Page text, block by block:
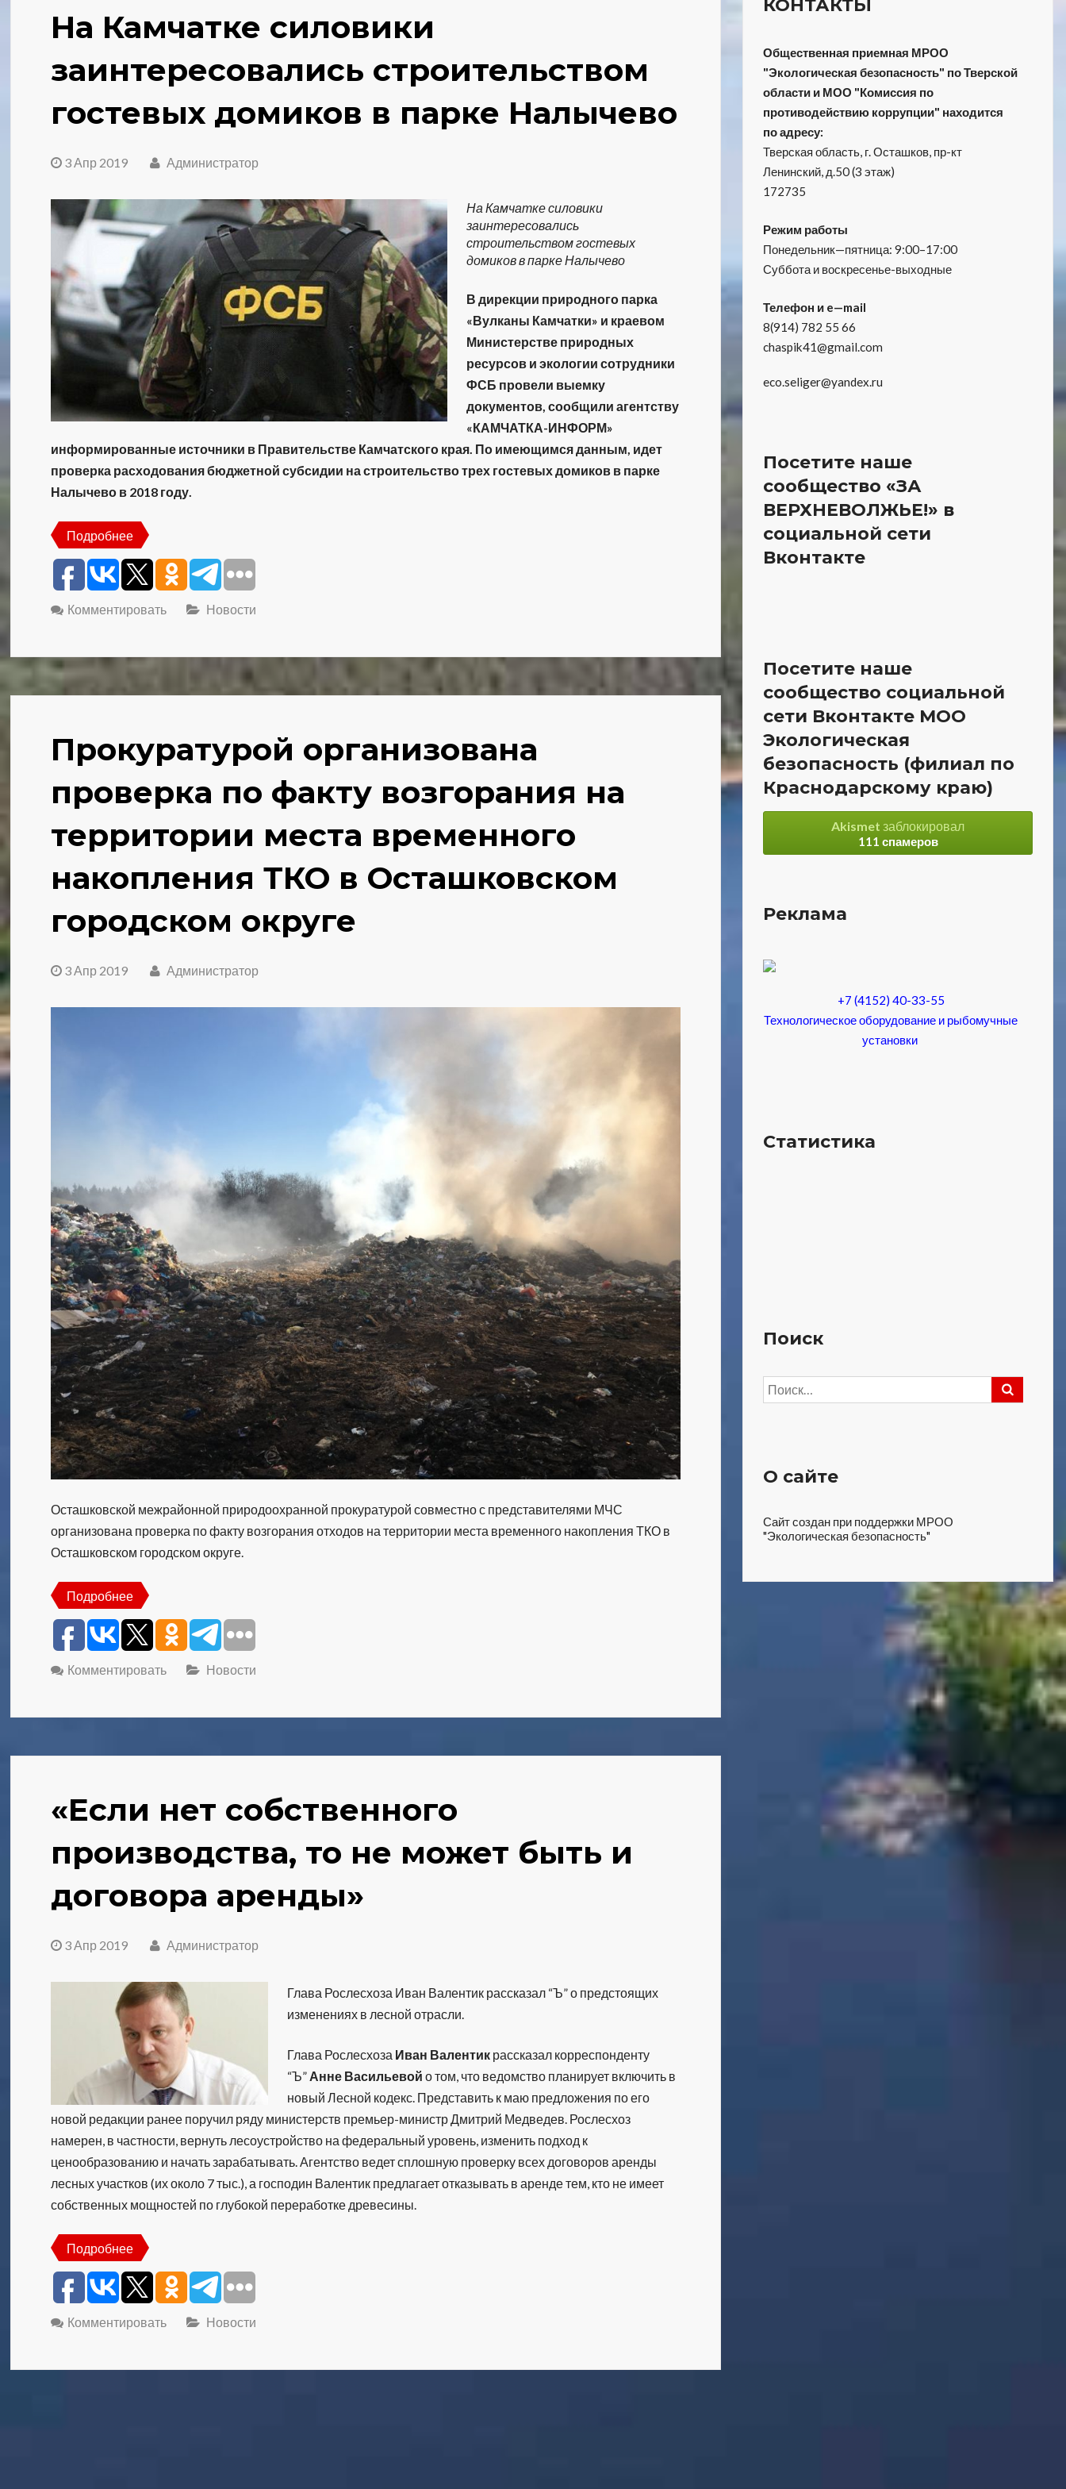
На Камчатке силовики
заинтересовались строительством
гостевых домиков в парке Налычево
3 Апр 2019 Администратор
На Камчатке силовики
заинтересовались
строительством гостевых
домиков в парке Налычево
В дирекции природного парка
«Вулканы Камчатки» и краевом
Министерстве природных
ресурсов и экологии сотрудники
ФСБ провели выемку
документов, сообщили агентству
«КАМЧАТКА-ИНФОРМ»
информированные источники в Правительстве Камчатского края. По имеющимся данным, идет
проверка расходования бюджетной субсидии на строительство трех гостевых домиков в парке
Налычево в 2018 году.
Подробнее
Комментировать Новости
Прокуратурой организована
проверка по факту возгорания на
территории места временного
накопления ТКО в Осташковском
городском округе
3 Апр 2019 Администратор
Осташковской межрайонной природоохранной прокуратурой совместно с представителями МЧС
организована проверка по факту возгорания отходов на территории места временного накопления ТКО в
Осташковском городском округе.
Подробнее
Комментировать Новости
«Если нет собственного
производства, то не может быть и
договора аренды»
3 Апр 2019 Администратор
Глава Рослесхоза Иван Валентик рассказал “Ъ” о предстоящих
изменениях в лесной отрасли.
Глава Рослесхоза Иван Валентик рассказал корреспонденту
“Ъ” Анне Васильевой о том, что ведомство планирует включить в
новый Лесной кодекс. Представить к маю предложения по его
новой редакции ранее поручил ряду министерств премьер-министр Дмитрий Медведев. Рослесхоз
намерен, в частности, вернуть лесоустройство на федеральный уровень, изменить подход к
ценообразованию и начать зарабатывать. Агентство ведет сплошную проверку всех договоров аренды
лесных участков (их около 7 тыс.), а господин Валентик предлагает отказывать в аренде тем, кто не имеет
собственных мощностей по глубокой переработке древесины.
Подробнее
Комментировать Новости
КОНТАКТЫ
Общественная приемная МРОО
"Экологическая безопасность" по Тверской
области и МОО "Комиссия по
противодействию коррупции" находится
по адресу:
Тверская область, г. Осташков, пр-кт
Ленинский, д.50 (3 этаж)
172735
Режим работы
Понедельник—пятница: 9:00–17:00
Суббота и воскресенье-выходные
Телефон и e—mail
8(914) 782 55 66
chaspik41@gmail.com
eco.seliger@yandex.ru
Посетите наше
сообщество «ЗА
ВЕРХНЕВОЛЖЬЕ!» в
социальной сети
Вконтакте
Посетите наше
сообщество социальной
сети Вконтакте МОО
Экологическая
безопасность (филиал по
Краснодарскому краю)
Akismet заблокировал
111 спамеров
Реклама
+7 (4152) 40-33-55
Технологическое оборудование и рыбомучные
установки
Статистика
Поиск
Найти:
О сайте
Сайт создан при поддержки МРОО
"Экологическая безопасность"